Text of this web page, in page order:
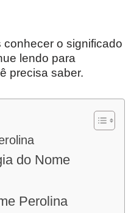
conhecer o significado
lendo para
precisa saber.
do Nome
Perolina